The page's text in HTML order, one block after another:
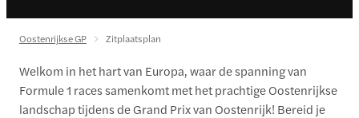
Oostenrijkse GP Zitplaatsplan
Welkom in het hart van Europa, waar de spanning van
Formule 1 races samenkomt met het prachtige Oostenrijkse
landschap tijdens de Grand Prix van Oostenrijk! Bereid je